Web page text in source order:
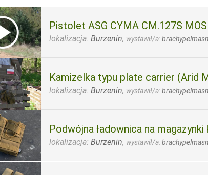
Pistolet ASG CYMA CM.127S
lokalizacja: Burzenin, wystawił/a:
Kamizelka typu plate carrier (Arid
lokalizacja: Burzenin, wystawił/a:
Podwójna ładownica na
lokalizacja: Burzenin, wystawił/a: